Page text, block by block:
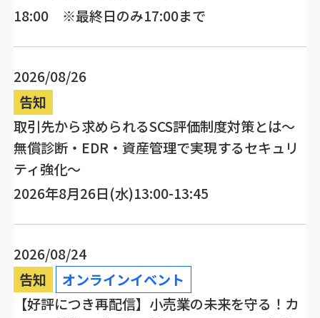
18:00 ※最終日のみ17:00まで
2026/08/26
告知
取引先から求められるSCS評価制度対策とは～
無償診断・EDR・資産管理で実現するセキュリ
ティ強化～
2026年8月26日(水)13:00-13:45
2026/08/24
告知
オンラインイベント
【好評につき再配信】小売業の未来を守る！カ